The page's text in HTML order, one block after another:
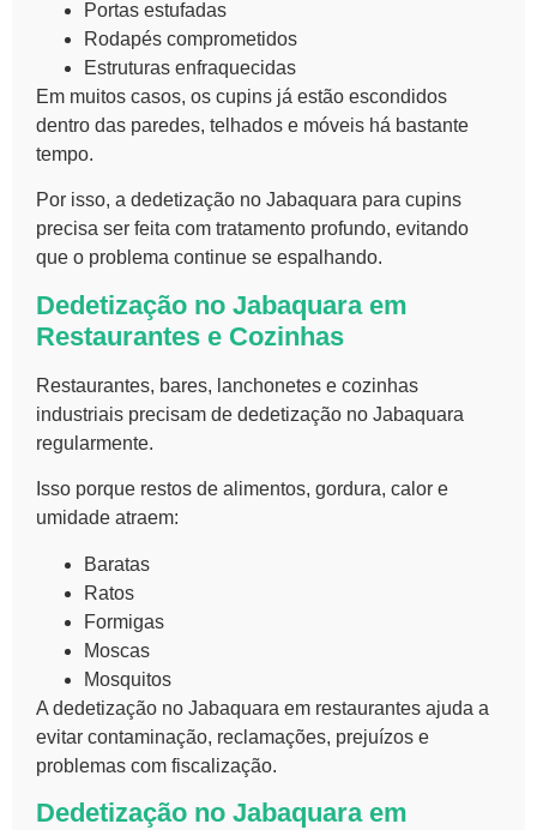
Portas estufadas
Rodapés comprometidos
Estruturas enfraquecidas
Em muitos casos, os cupins já estão escondidos
dentro das paredes, telhados e móveis há bastante
tempo.
Por isso, a dedetização no Jabaquara para cupins
precisa ser feita com tratamento profundo, evitando
que o problema continue se espalhando.
Dedetização no Jabaquara em
Restaurantes e Cozinhas
Restaurantes, bares, lanchonetes e cozinhas
industriais precisam de dedetização no Jabaquara
regularmente.
Isso porque restos de alimentos, gordura, calor e
umidade atraem:
Baratas
Ratos
Formigas
Moscas
Mosquitos
A dedetização no Jabaquara em restaurantes ajuda a
evitar contaminação, reclamações, prejuízos e
problemas com fiscalização.
Dedetização no Jabaquara em